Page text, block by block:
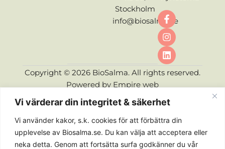
Vi värderar din integritet & säkerhet
Vi använder kakor, s.k. cookies för att förbättra din
upplevelse av Biosalma.se. Du kan välja att acceptera eller
neka detta. Genom att fortsätta surfa godkänner du vår
Stockholm
info@biosalma.se
Copyright © 2026 BioSalma. All rights reserved.
Powered by Empire web